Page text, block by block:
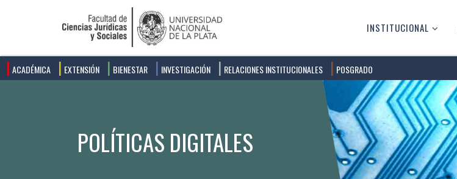
INSTITUCIONAL
ACADÉMICA EXTENSIÓN BIENESTAR INVESTIGACIÓN RELACIONES INSTITUCIONALES POSGRADO